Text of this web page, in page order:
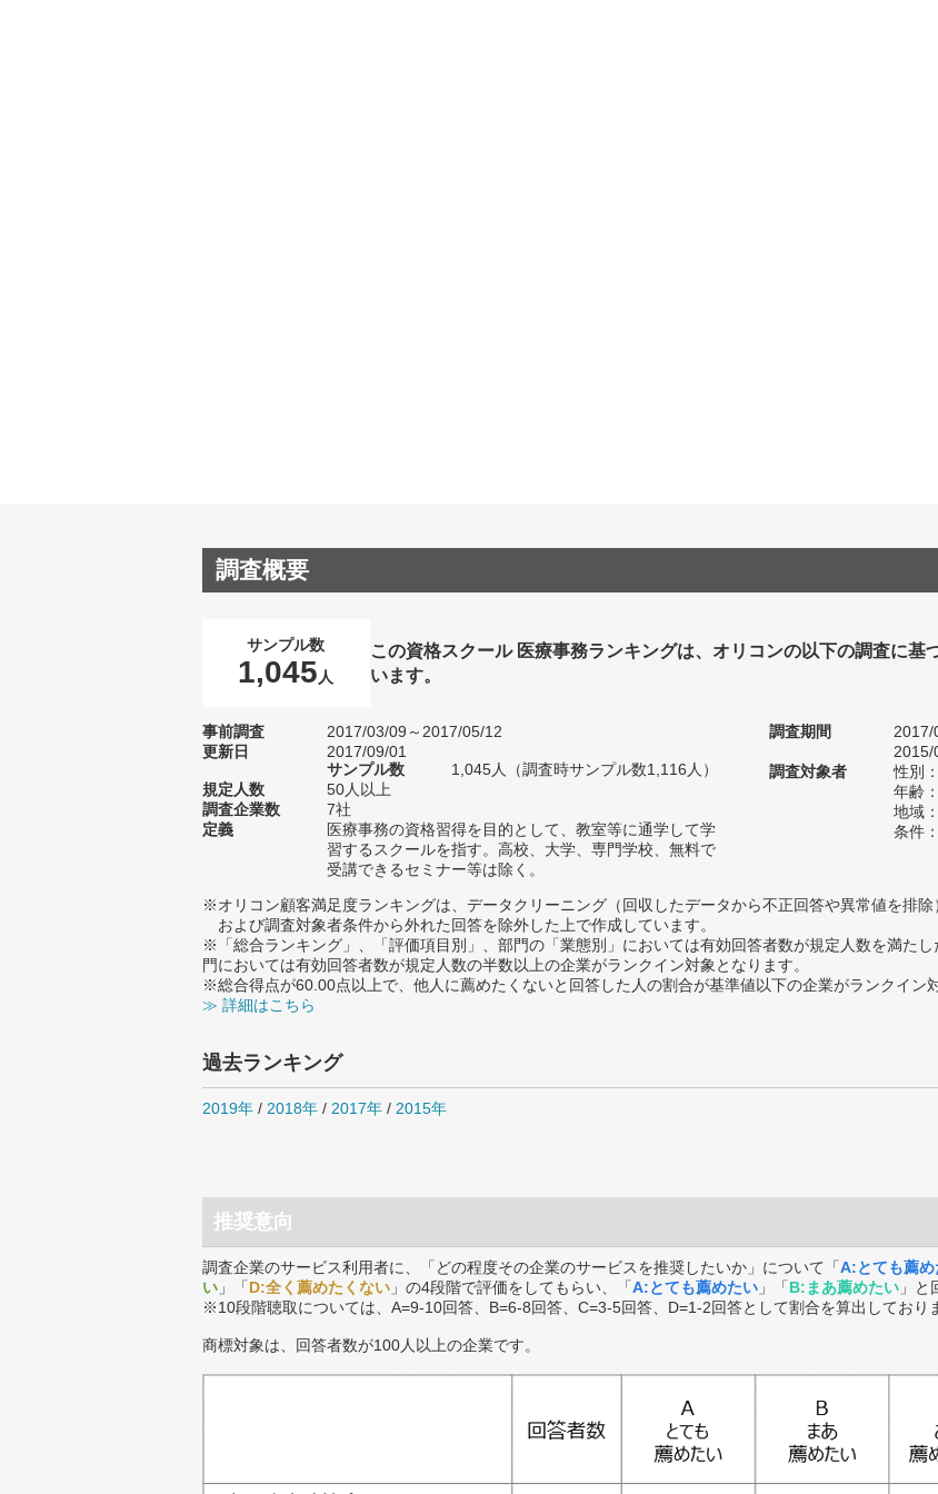
調査概要
サンプル数
1,045 人
この資格スクール 医療事務ランキングは、オリコンの以下の調査に基
います。
事前調査
2017/03/09～2017/05/12
更新日
2017/09/01
サンプル数
1,045人（調査時サンプル数1,116人）
規定人数
50人以上
調査企業数
7社
定義
医療事務の資格習得を目的として、教室等に通学して学
習するスクールを指す。高校、大学、専門学校、無料で
受講できるセミナー等は除く。
調査期間
2017/
2015/
調査対象者
性別
年齢
地域
条件
※オリコン顧客満足度ランキングは、データクリーニング（回収したデータから不正回答や異常値を排除
および調査対象者条件から外れた回答を除外した上で作成しています。
※「総合ランキング」、「評価項目別」、部門の「業態別」においては有効回答者数が規定人数を満た
門においては有効回答者数が規定人数の半数以上の企業がランクイン対象となります。
※総合得点が60.00点以上で、他人に薦めたくないと回答した人の割合が基準値以下の企業がランクイン
≫ 詳細はこちら
過去ランキング
2019年 / 2018年 / 2017年 / 2015年
推奨意向
調査企業のサービス利用者に、「どの程度その企業のサービスを推奨したいか」について「A:とても薦め
い 」「D:全く薦めたくない 」の4段階で評価をしてもらい、「A:とても薦めたい 」「B:まあ薦めたい 」と
※10段階聴取については、A=9-10回答、B=6-8回答、C=3-5回答、D=1-2回答として割合を算出しており
商標対象は、回答者数が100人以上の企業です。